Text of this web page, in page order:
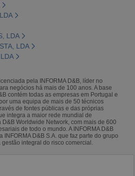
LDA
LDA
pela INFORMA D&B, líder no
negócios há mais de 100 anos. A base
contém todas as empresas em Portugal e
uma equipa de mais de 50 técnicos
de fontes públicas e das próprias
integra a maior rede mundial de
Worldwide Network, com mais de 600
de todo o mundo. A INFORMA D&B
INFORMA D&B S.A. que faz parte do grupo
integral do risco comercial.